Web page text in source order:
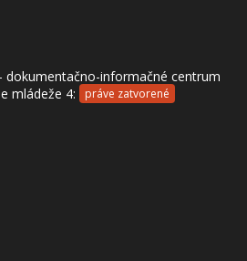
dokumentačno-informačné centrum
mládeže 4:
práve zatvorené